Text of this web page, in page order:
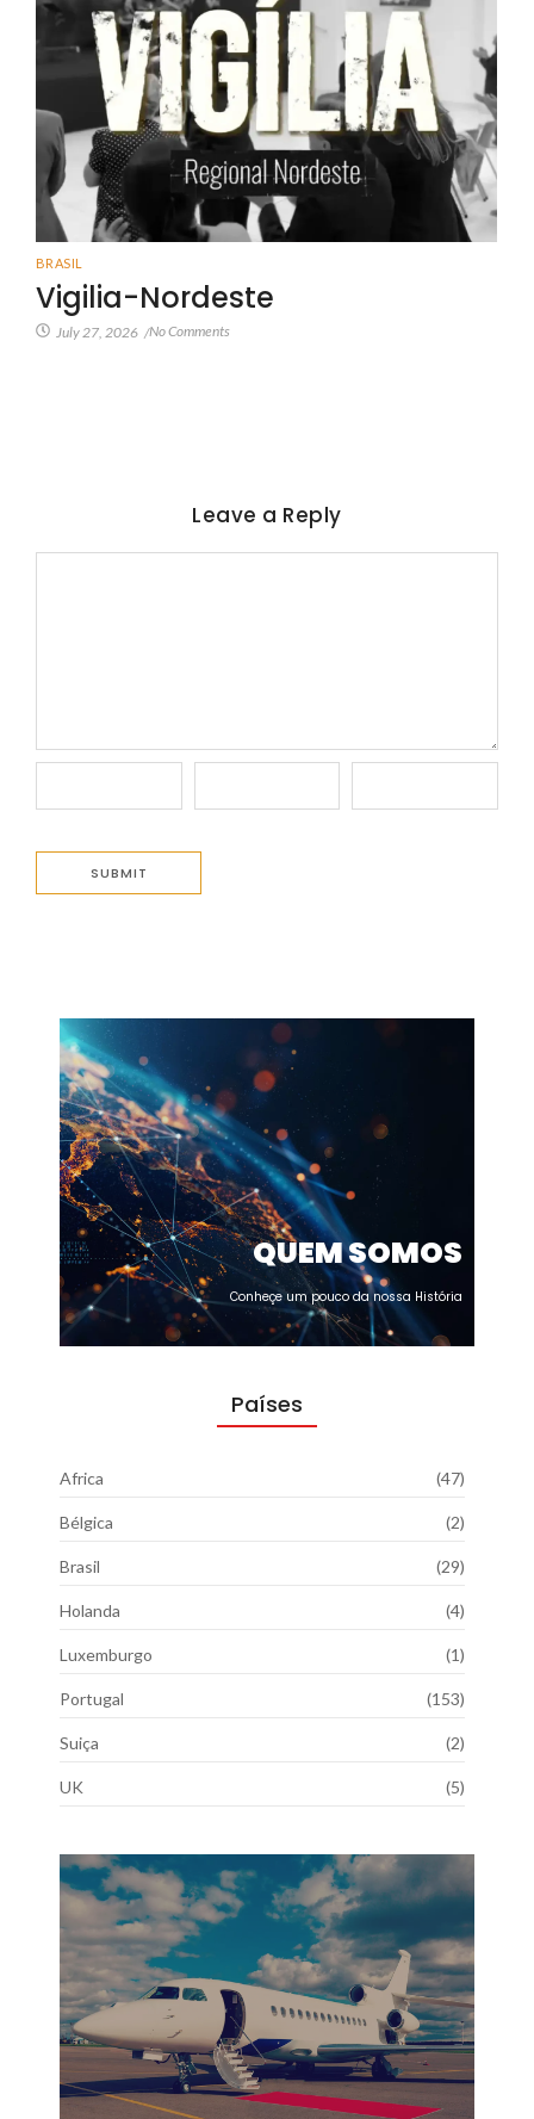
BRASIL
Vigilia-Nordeste
July 27, 2026 /No Comments
Leave a Reply
QUEM SOMOS
Conheçe um pouco da nossa História
Países
Africa (47)
Bélgica (2)
Brasil (29)
Holanda (4)
Luxemburgo (1)
Portugal (153)
Suiça (2)
UK (5)